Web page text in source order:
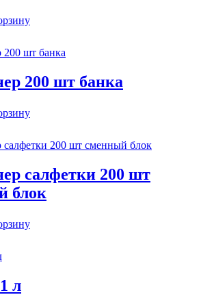
200 шт банка
салфетки 200 шт
блок
л